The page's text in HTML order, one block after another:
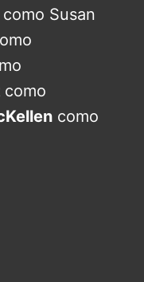
como Susan
como
como